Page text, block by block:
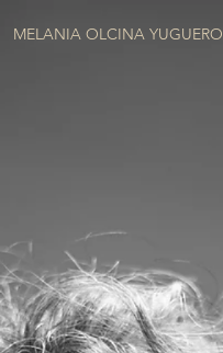
MELANIA OLCINA YUGUERO